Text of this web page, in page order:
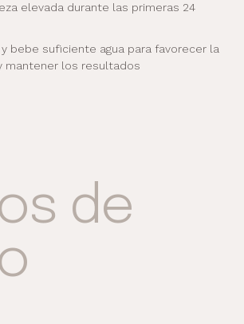
elevada durante las primeras 24
bebe suficiente agua para favorecer la
mantener los resultados
de